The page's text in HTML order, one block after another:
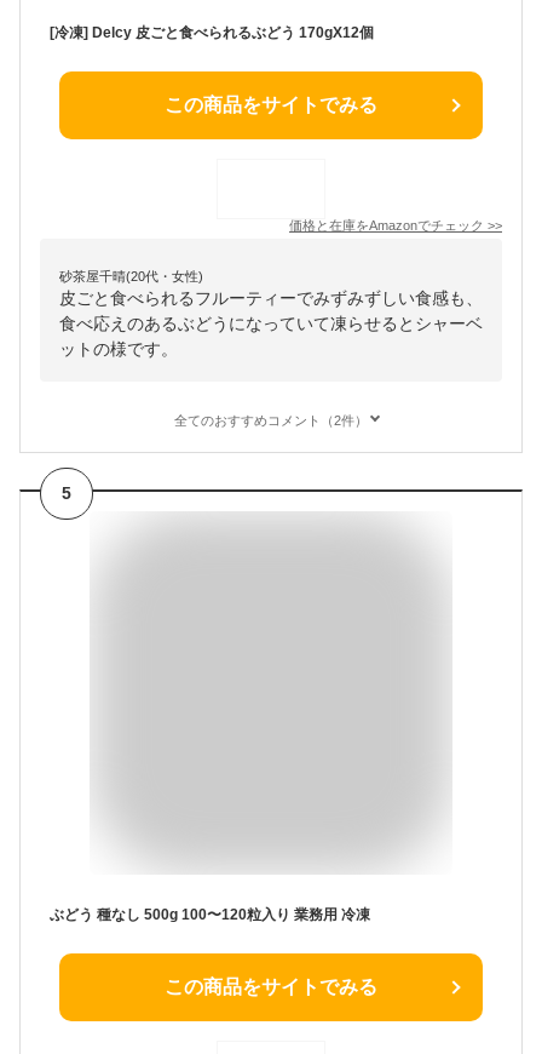
[冷凍] Delcy 皮ごと食べられるぶどう 170gX12個
この商品をサイトでみる
価格と在庫をAmazonでチェック >>
砂茶屋千晴(20代・女性)
皮ごと食べられるフルーティーでみずみずしい食感も、
食べ応えのあるぶどうになっていて凍らせるとシャーベ
ットの様です。
全てのおすすめコメント（2件）
5
ぶどう 種なし 500g 100〜120粒入り 業務用 冷凍
この商品をサイトでみる